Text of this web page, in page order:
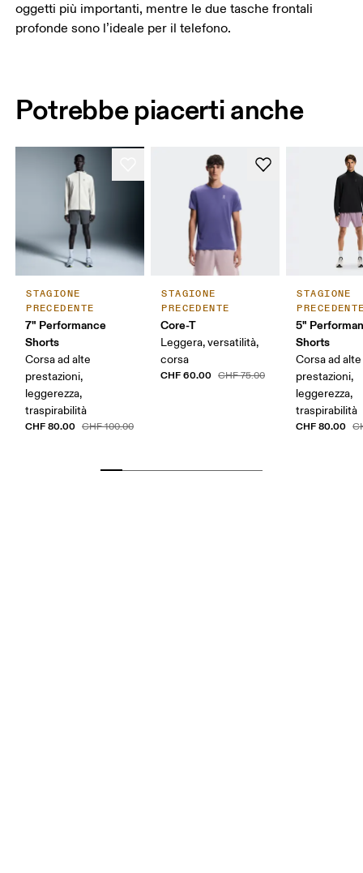
oggetti più importanti, mentre le due tasche frontali
profonde sono l’ideale per il telefono.
Potrebbe piacerti anche
STAGIONE
PRECEDENTE
7" Performance
Shorts
Corsa ad alte
prestazioni,
leggerezza,
traspirabilità
CHF 80.00 CHF 100.00
STAGIONE
PRECEDENTE
Core-T
Leggera, versatilità,
corsa
CHF 60.00 CHF 75.00
STAGIONE
5"
Shorts
Corsa ad alte
prestazioni,
leggerezza,
traspirabilità
CHF 80.00